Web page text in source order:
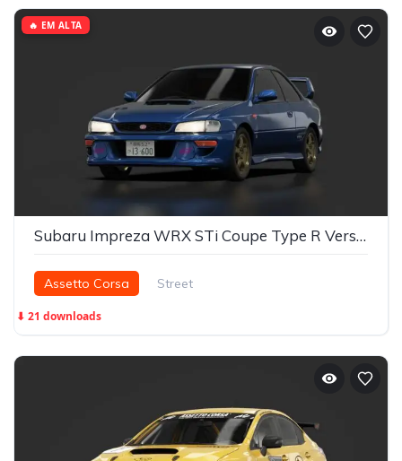
Subaru Impreza WRX STi Coupe Type R Version V (GC8F) Bunta Fujiwara's
Assetto Corsa Street
⬇ 21 downloads
🔥 EM ALTA